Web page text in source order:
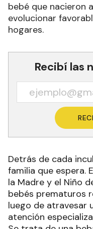
bebé que nacieron
evolucionar
hogares.
Recibí las
Detrás de cada
familia que espera.
la Madre y el Niño
bebés prematuros
luego de atravesar
atención